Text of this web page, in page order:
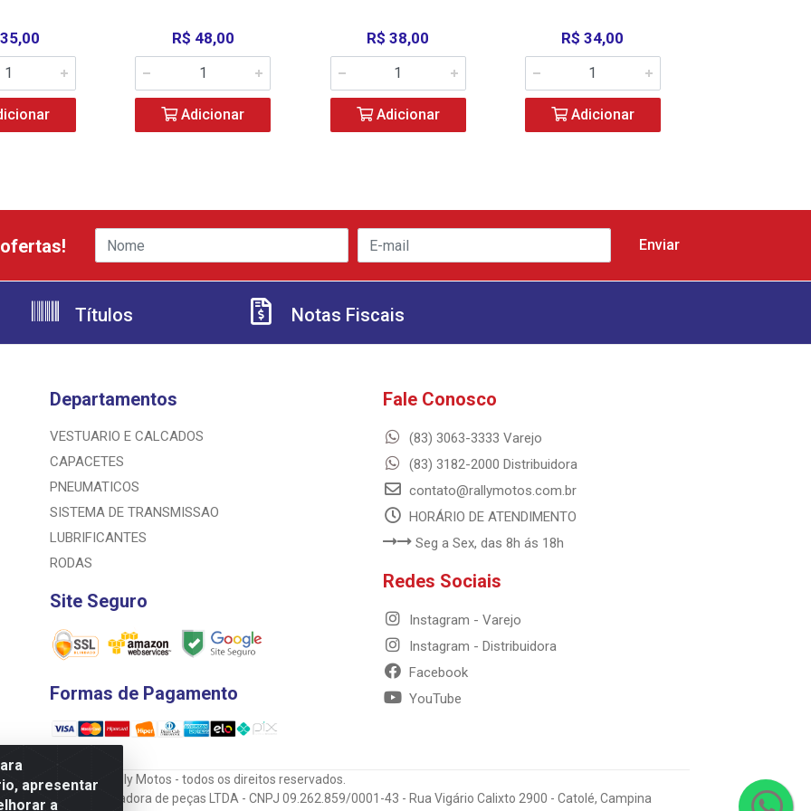
R$ 48,00
Adicionar
R$ 38,00
Adicionar
R$ 34,00
Adicionar
apresentar
a
Títulos Notas Fiscais
Departamentos
VESTUARIO E CALCADOS
CAPACETES
PNEUMATICOS
SISTEMA DE TRANSMISSAO
LUBRIFICANTES
RODAS
Site Seguro
Formas de Pagamento
Fale Conosco
(83) 3063-3333 Varejo
(83) 3182-2000 Distribuidora
contato@rallymotos.com.br
HORÁRIO DE ATENDIMENTO
Seg a Sex, das 8h ás 18h
Redes Sociais
Instagram - Varejo
Instagram - Distribuidora
Facebook
YouTube
© 2023 Rally Motos - todos os direitos reservados.
e transportadora de peças LTDA - CNPJ 09.262.859/0001-43 - Rua Vigário Calixto 2900 - Catolé, Campina